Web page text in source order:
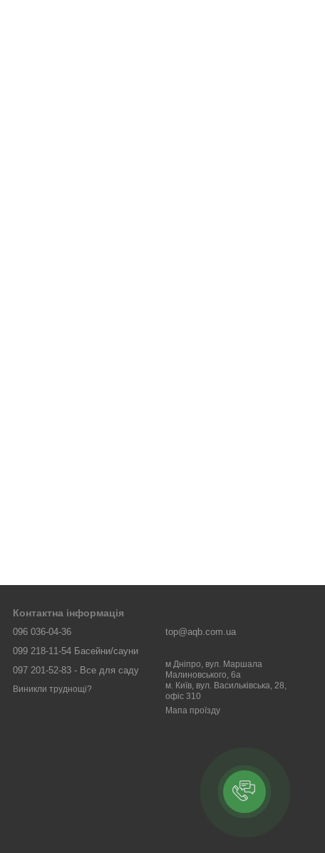
Контактна інформація
096 036-04-36
099 218-11-54 Басейни/сауни
097 201-52-83 - Все для саду
Виникли труднощі?
top@aqb.com.ua
м Дніпро, вул. Маршала
Малиновського, 6а
м. Київ, вул. Васильківська, 28,
офіс 310
Мапа проїзду